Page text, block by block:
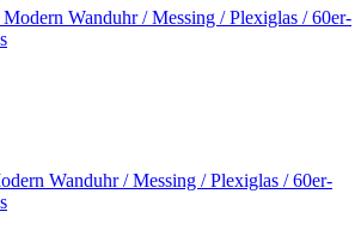
Wanduhr / Messing / Plexiglas / 60er-